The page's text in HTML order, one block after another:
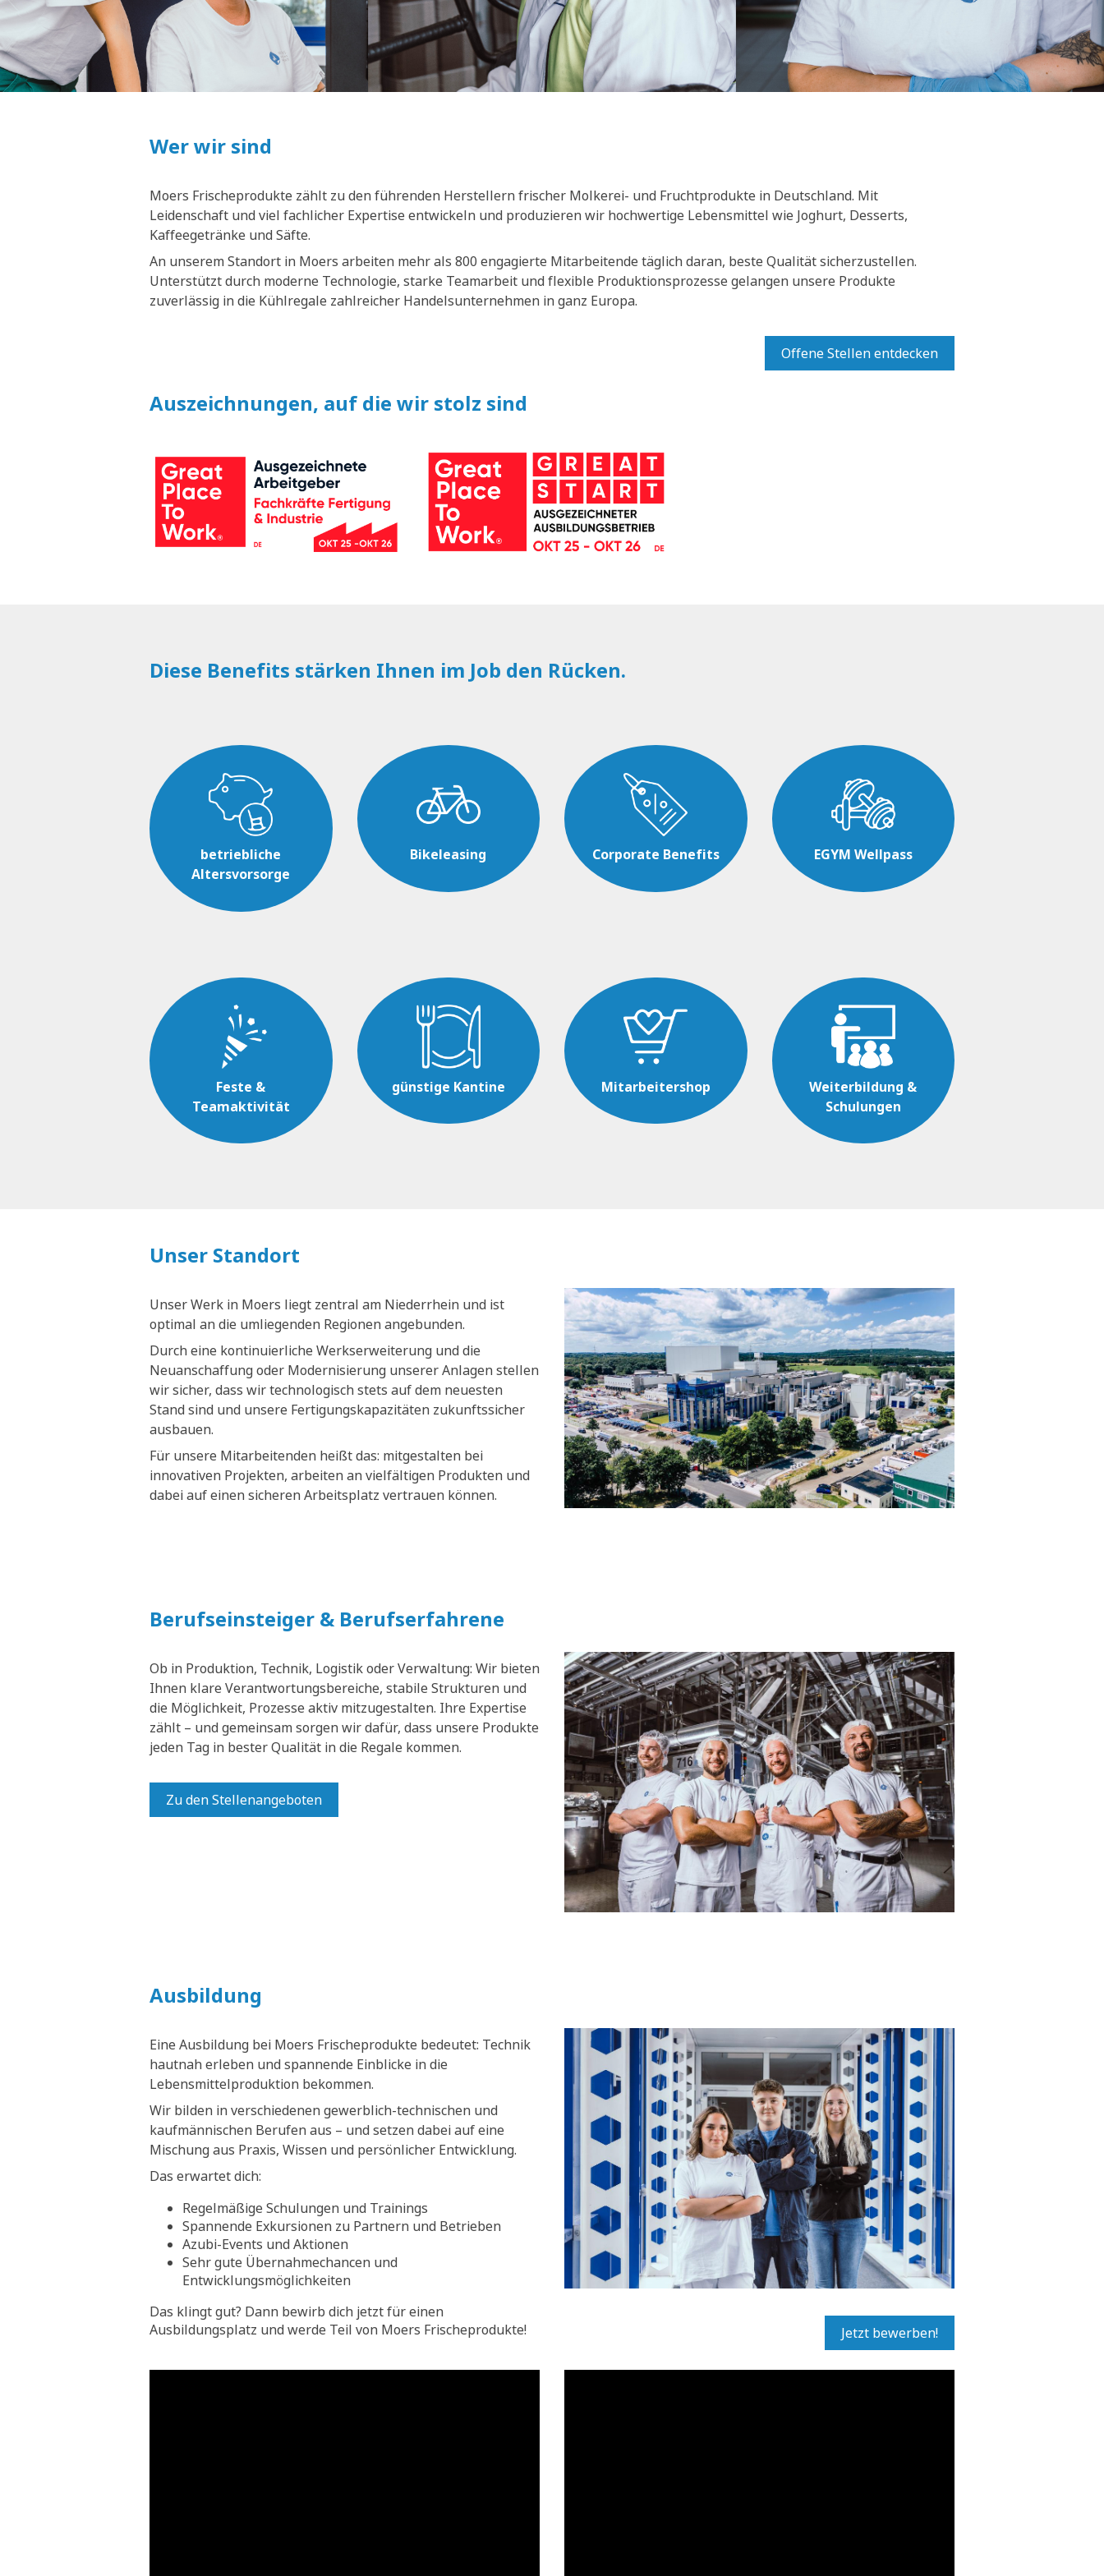
Wer wir sind
Moers Frischeprodukte zählt zu den führenden Herstellern frischer Molkerei- und Fruchtprodukte in Deutschland. Mit
Leidenschaft und viel fachlicher Expertise entwickeln und produzieren wir hochwertige Lebensmittel wie Joghurt, Desserts,
Kaffeegetränke und Säfte.
An unserem Standort in Moers arbeiten mehr als 800 engagierte Mitarbeitende täglich daran, beste Qualität sicherzustellen.
Unterstützt durch moderne Technologie, starke Teamarbeit und flexible Produktionsprozesse gelangen unsere Produkte
zuverlässig in die Kühlregale zahlreicher Handelsunternehmen in ganz Europa.
Offene Stellen entdecken
Auszeichnungen, auf die wir stolz sind
Diese Benefits stärken Ihnen im Job den Rücken.
betriebliche
Altersvorsorge
Bikeleasing Corporate Benefits EGYM Wellpass
Feste &
Teamaktivität
günstige Kantine Mitarbeitershop
Weiterbildung &
Schulungen
Unser Standort
Unser Werk in Moers liegt zentral am Niederrhein und ist
optimal an die umliegenden Regionen angebunden.
Durch eine kontinuierliche Werkserweiterung und die
Neuanschaffung oder Modernisierung unserer Anlagen stellen
wir sicher, dass wir technologisch stets auf dem neuesten
Stand sind und unsere Fertigungskapazitäten zukunftssicher
ausbauen.
Für unsere Mitarbeitenden heißt das: mitgestalten bei
innovativen Projekten, arbeiten an vielfältigen Produkten und
dabei auf einen sicheren Arbeitsplatz vertrauen können.
Berufseinsteiger & Berufserfahrene
Ob in Produktion, Technik, Logistik oder Verwaltung: Wir bieten
Ihnen klare Verantwortungsbereiche, stabile Strukturen und
die Möglichkeit, Prozesse aktiv mitzugestalten. Ihre Expertise
zählt – und gemeinsam sorgen wir dafür, dass unsere Produkte
jeden Tag in bester Qualität in die Regale kommen.
Zu den Stellenangeboten
Ausbildung
Eine Ausbildung bei Moers Frischeprodukte bedeutet: Technik
hautnah erleben und spannende Einblicke in die
Lebensmittelproduktion bekommen.
Wir bilden in verschiedenen gewerblich-technischen und
kaufmännischen Berufen aus – und setzen dabei auf eine
Mischung aus Praxis, Wissen und persönlicher Entwicklung.
Das erwartet dich:
Regelmäßige Schulungen und Trainings
Spannende Exkursionen zu Partnern und Betrieben
Azubi-Events und Aktionen
Sehr gute Übernahmechancen und
Entwicklungsmöglichkeiten
Das klingt gut? Dann bewirb dich jetzt für einen
Ausbildungsplatz und werde Teil von Moers Frischeprodukte!
Jetzt bewerben!